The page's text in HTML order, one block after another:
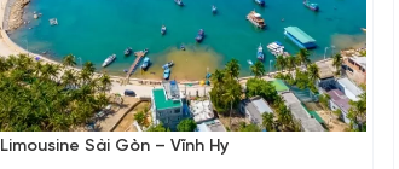
Limousine Sài Gòn – Vĩnh Hy